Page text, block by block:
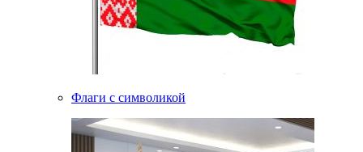
Флаги с символикой